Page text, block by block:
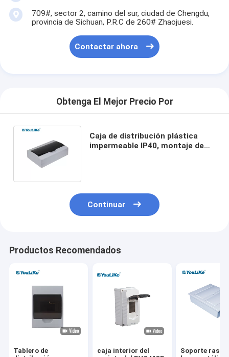
709#, sector 2, camino del sur, ciudad de Chengdu,
provincia de Sichuan, P.R.C de 260# Zhaojuesi.
Contactar ahora
Obtenga El Mejor Precio Por
Caja de distribución plástica
impermeable IP40, montaje de
Continuar
Productos Recomendados
Tablero de
caja interior del
Soporte